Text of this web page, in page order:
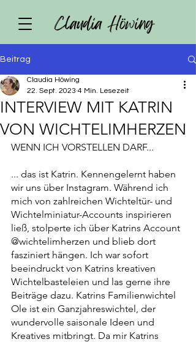
Claudia Höwing
Beitrag
INTERVIEW MIT KATRIN
VON WICHTELIMHERZEN
Claudia Höwing
22. Sept. 2023 4 Min. Lesezeit
WENN ICH VORSTELLEN DARF...
... das ist Katrin. Kennengelernt haben
wir uns über Instagram. Während ich
mich von zahlreichen Wichteltür- und
Wichtelminiatur-Accounts inspirieren
ließ, stolperte ich über Katrins Account
@wichtelimherzen und blieb dort
fasziniert hängen. Ich war sofort
beeindruckt von Katrins kreativen
Wichtelbasteleien und las gerne ihre
Beiträge dazu. Katrins Familienwichtel
Ole ist ein Ganzjahreswichtel, der
wundervolle saisonale Ideen und
Kreatives mitbringt. Da mir Katrins